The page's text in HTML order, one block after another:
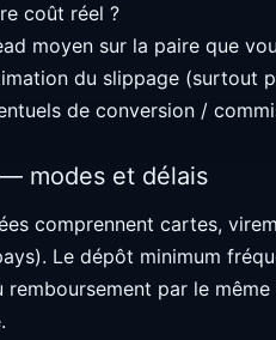
coût réel ?
moyen sur la paire que
du slippage (surtout
de conversion /
modes et délais
comprennent cartes,
Le dépôt minimum
par le